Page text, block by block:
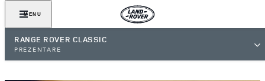
MENU
RANGE ROVER CLASSIC
PREZENTARE
PRECURSORUL SUV-URILOR